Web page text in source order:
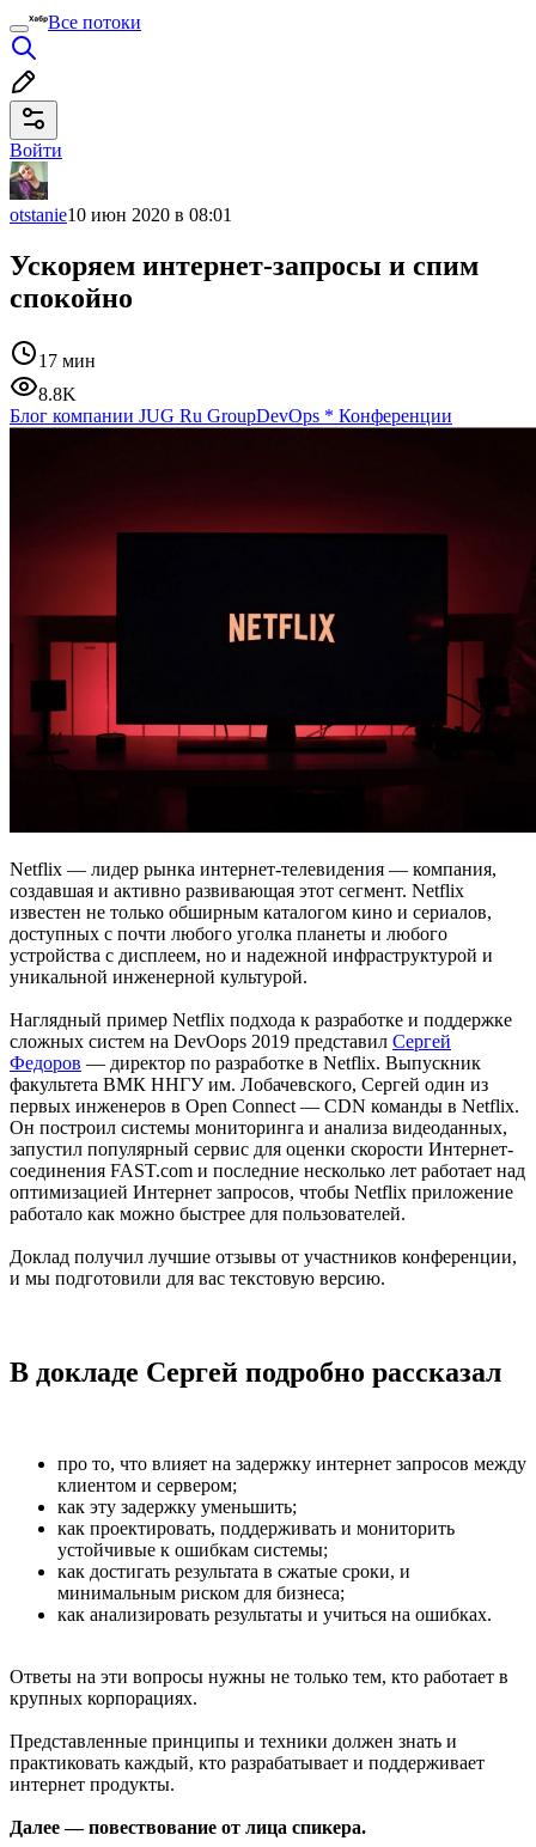
Все потоки
Войти
otstanie10 июн 2020 в 08:01
Ускоряем интернет-запросы и спим
спокойно
17 мин
8.8K
Блог компании JUG Ru GroupDevOps * Конференции
Netflix — лидер рынка интернет-телевидения — компания,
создавшая и активно развивающая этот сегмент. Netflix
известен не только обширным каталогом кино и сериалов,
доступных с почти любого уголка планеты и любого
устройства с дисплеем, но и надежной инфраструктурой и
уникальной инженерной культурой.
Наглядный пример Netflix подхода к разработке и поддержке
сложных систем на DevOops 2019 представил Сергей
Федоров — директор по разработке в Netflix. Выпускник
факультета ВМК ННГУ им. Лобачевского, Сергей один из
первых инженеров в Open Connect — CDN команды в Netflix.
Он построил системы мониторинга и анализа видеоданных,
запустил популярный сервис для оценки скорости Интернет-
соединения FAST.com и последние несколько лет работает над
оптимизацией Интернет запросов, чтобы Netflix приложение
работало как можно быстрее для пользователей.
Доклад получил лучшие отзывы от участников конференции,
и мы подготовили для вас текстовую версию.
В докладе Сергей подробно рассказал
про то, что влияет на задержку интернет запросов между
клиентом и сервером;
как эту задержку уменьшить;
как проектировать, поддерживать и мониторить
устойчивые к ошибкам системы;
как достигать результата в сжатые сроки, и
минимальным риском для бизнеса;
как анализировать результаты и учиться на ошибках.
Ответы на эти вопросы нужны не только тем, кто работает в
крупных корпорациях.
Представленные принципы и техники должен знать и
практиковать каждый, кто разрабатывает и поддерживает
интернет продукты.
Далее — повествование от лица спикера.